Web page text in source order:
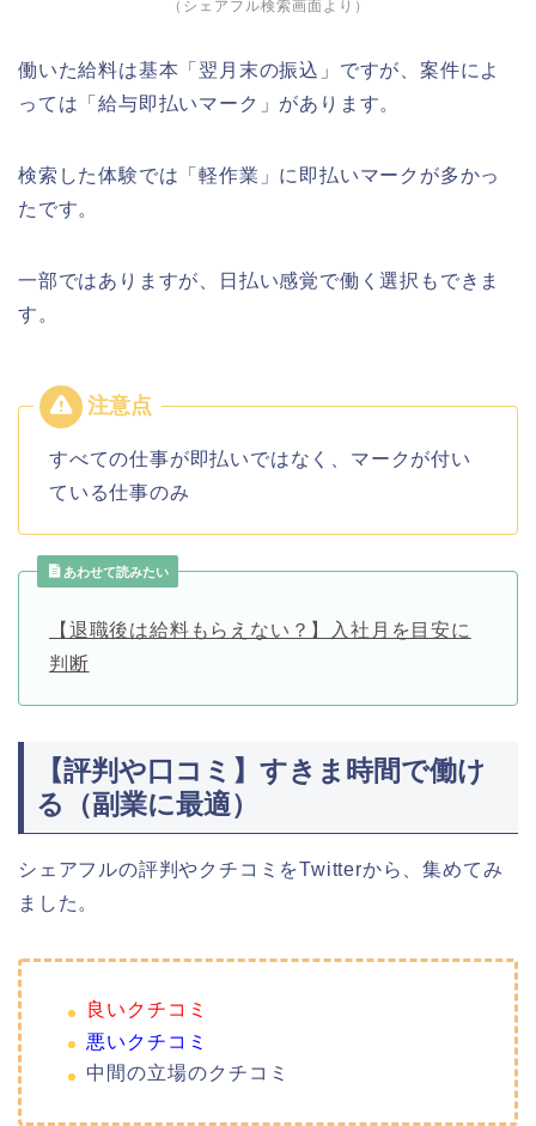
（シェアフル検索画面より）
働いた給料は基本「翌月末の振込」ですが、案件によ
っては「給与即払いマーク」があります。
検索した体験では「軽作業」に即払いマークが多かっ
たです。
一部ではありますが、日払い感覚で働く選択もできま
す。
すべての仕事が即払いではなく、マークが付い
ている仕事のみ
あわせて読みたい
【退職後は給料もらえない？】入社月を目安に
判断
【評判や口コミ】すきま時間で働け
る（副業に最適）
シェアフルの評判やクチコミをTwitterから、集めてみ
ました。
良いクチコミ
悪いクチコミ
中間の立場のクチコミ